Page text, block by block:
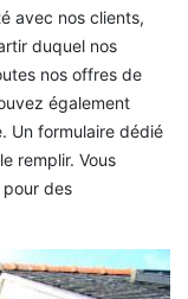
avec nos clients,
duquel nos
nos offres de
également
Un formulaire dédié
remplir. Vous
des